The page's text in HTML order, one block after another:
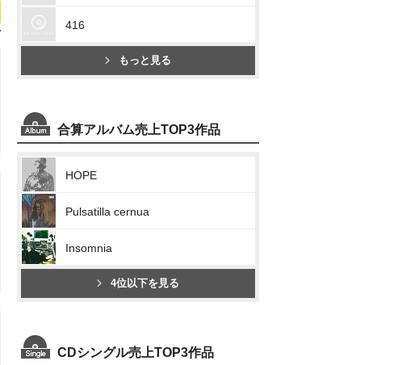
416
もっと見る
合算アルバム売上TOP3作品
HOPE
Pulsatilla cernua
Insomnia
4位以下を見る
CDシングル売上TOP3作品